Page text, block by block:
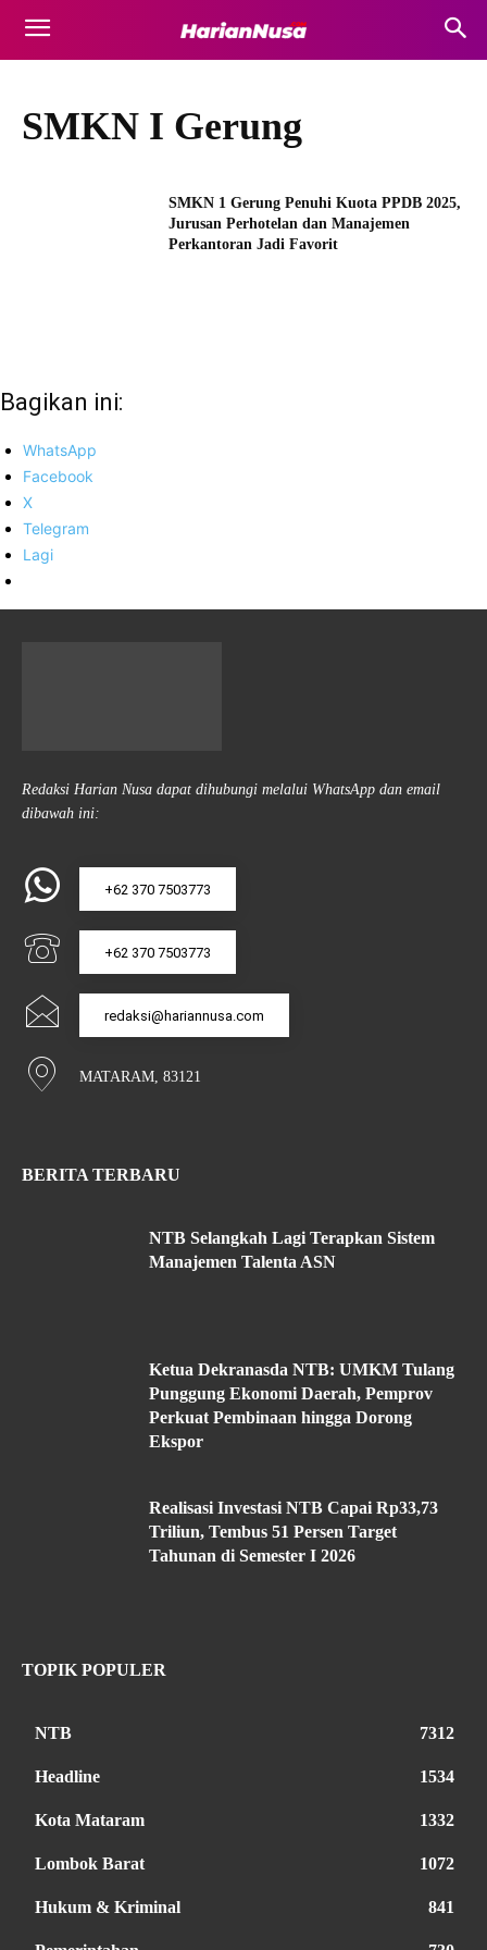
SMKN I Gerung
SMKN 1 Gerung Penuhi Kuota PPDB 2025,
Jurusan Perhotelan dan Manajemen
Perkantoran Jadi Favorit
Bagikan ini:
WhatsApp
Facebook
X
Telegram
Lagi
Redaksi Harian Nusa dapat dihubungi melalui WhatsApp dan email
dibawah ini:
+62 370 7503773
+62 370 7503773
redaksi@hariannusa.com
MATARAM, 83121
BERITA TERBARU
NTB Selangkah Lagi Terapkan Sistem
Manajemen Talenta ASN
Ketua Dekranasda NTB: UMKM Tulang
Punggung Ekonomi Daerah, Pemprov
Perkuat Pembinaan hingga Dorong
Ekspor
Realisasi Investasi NTB Capai Rp33,73
Triliun, Tembus 51 Persen Target
Tahunan di Semester I 2026
TOPIK POPULER
NTB 7312
Headline 1534
Kota Mataram 1332
Lombok Barat 1072
Hukum & Kriminal 841